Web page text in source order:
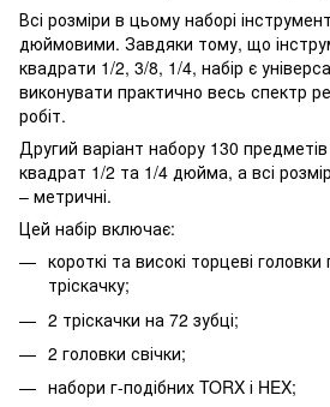
Всі розміри в цьому наборі
дюймовими. Завдяки тому, що
квадрати 1/2, 3/8, 1/4, набір є
виконувати практично весь спектр
робіт.
Другий варіант набору 130
квадрат 1/2 та 1/4 дюйма, а всі
– метричні.
Цей набір включає:
короткі та високі торцеві
тріскачку;
2 тріскачки на 72 зубці;
2 головки свічки;
набори г-подібних TORX і HEX;